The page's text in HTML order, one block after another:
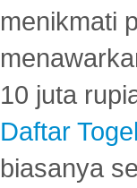
menikmati
10 juta
Daftar Togel
biasanya